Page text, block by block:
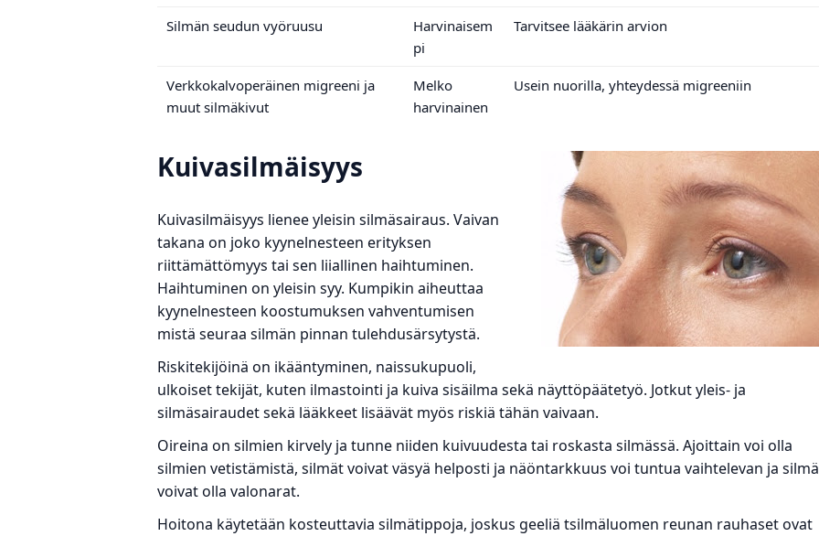
Silmän seudun vyöruusu
Harvinaisem
pi
Tarvitsee lääkärin arvion
Verkkokalvoperäinen migreeni ja
muut silmäkivut
Melko
harvinainen
Usein nuorilla, yhteydessä migreeniin
Kuivasilmäisyys
Kuivasilmäisyys lienee yleisin silmäsairaus. Vaivan
takana on joko kyynelnesteen erityksen
riittämättömyys tai sen liiallinen haihtuminen.
Haihtuminen on yleisin syy. Kumpikin aiheuttaa
kyynelnesteen koostumuksen vahventumisen
mistä seuraa silmän pinnan tulehdusärsytystä.
Riskitekijöinä on ikääntyminen, naissukupuoli,
ulkoiset tekijät, kuten ilmastointi ja kuiva sisäilma sekä näyttöpäätetyö. Jotkut yleis- ja
silmäsairaudet sekä lääkkeet lisäävät myös riskiä tähän vaivaan.
Oireina on silmien kirvely ja tunne niiden kuivuudesta tai roskasta silmässä. Ajoittain voi olla
silmien vetistämistä, silmät voivat väsyä helposti ja näöntarkkuus voi tuntua vaihtelevan ja
voivat olla valonarat.
Hoitona käytetään kosteuttavia silmätippoja, joskus geeliä tsilmäluomen reunan rauhaset ovat